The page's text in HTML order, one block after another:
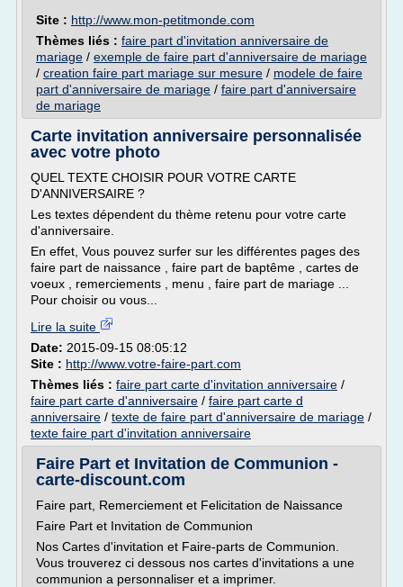
Site : http://www.mon-petitmonde.com
Thèmes liés : faire part d'invitation anniversaire de
mariage / exemple de faire part d'anniversaire de mariage
/ creation faire part mariage sur mesure / modele de faire
part d'anniversaire de mariage / faire part d'anniversaire
de mariage
Carte invitation anniversaire personnalisée
avec votre photo
QUEL TEXTE CHOISIR POUR VOTRE CARTE
D'ANNIVERSAIRE ?
Les textes dépendent du thème retenu pour votre carte
d'anniversaire.
En effet, Vous pouvez surfer sur les différentes pages des
faire part de naissance , faire part de baptême , cartes de
voeux , remerciements , menu , faire part de mariage ...
Pour choisir ou vous...
Lire la suite
Date: 2015-09-15 08:05:12
Site : http://www.votre-faire-part.com
Thèmes liés : faire part carte d'invitation anniversaire /
faire part carte d'anniversaire / faire part carte d
anniversaire / texte de faire part d'anniversaire de mariage /
texte faire part d'invitation anniversaire
Faire Part et Invitation de Communion -
carte-discount.com
Faire part, Remerciement et Felicitation de Naissance
Faire Part et Invitation de Communion
Nos Cartes d'invitation et Faire-parts de Communion.
Vous trouverez ci dessous nos cartes d'invitations a une
communion a personnaliser et a imprimer.